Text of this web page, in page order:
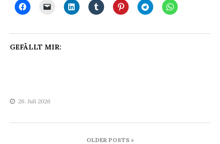
GEFÄLLT MIR:
26. Juli 2026
Beitragsnavigation
OLDER POSTS »